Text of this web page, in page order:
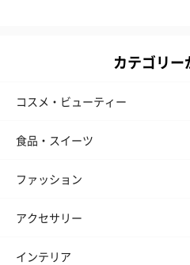
カテゴリー
コスメ・ビューティー
食品・スイーツ
ファッション
アクセサリー
インテリア